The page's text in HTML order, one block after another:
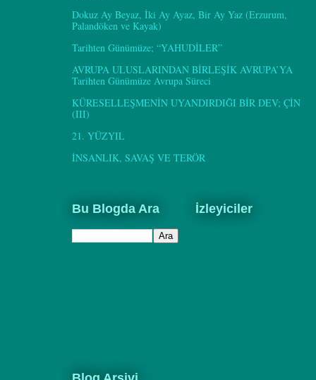
Dokuz Ay Beyaz, İki Ay Ayaz, Bir Ay Yaz (Erzurum,
Palandöken ve Kayak)
Tarihten Günümüze; “YAHUDİLER”
AVRUPA ULUSLARINDAN BİRLEŞİK AVRUPA’YA
Tarihten Günümüze Avrupa Süreci
KÜRESELLEŞMENİN UYANDIRDIĞI BİR DEV; ÇİN
(III)
21. YÜZYIL
İNSANLIK, SAVAŞ VE TERÖR
Bu Blogda Ara İzleyiciler